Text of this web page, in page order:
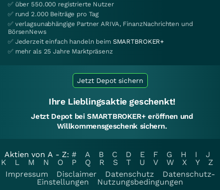
✅ über 550.000 registrierte Nutzer
✅ rund 2.000 Beiträge pro Tag
✅ verlagsunabhängige Partner ARIVA, FinanzNachrichten und
BörsenNews
✅ Jederzeit einfach handeln beim SMARTBROKER+
✅ mehr als 25 Jahre Marktpräsenz
Jetzt Depot sichern
Ihre Lieblingsaktie geschenkt!
Jetzt Depot bei SMARTBROKER+ eröffnen und
Willkommensgeschenk sichern.
Aktien von A - Z: # A B C D E F G H I
J
K
L M N O P Q R S T U V W X Y
Z
Impressum
Disclaimer Datenschutz
Datenschutz-
Einstellungen
Nutzungsbedingungen